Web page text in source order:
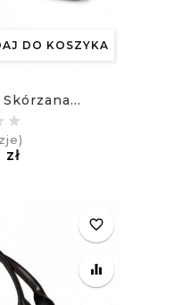
DO KOSZYKA
Cena
favorite_border
equalizer